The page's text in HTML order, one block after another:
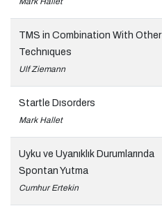
TMS in Combination With Other
Technıques
Ulf Ziemann
Startle Dısorders
Mark Hallet
Uyku ve Uyanıklık Durumlarında
Spontan Yutma
Cumhur Ertekin